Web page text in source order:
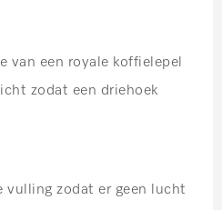
van een royale koffielepel
zodat een driehoek
vulling zodat er geen lucht